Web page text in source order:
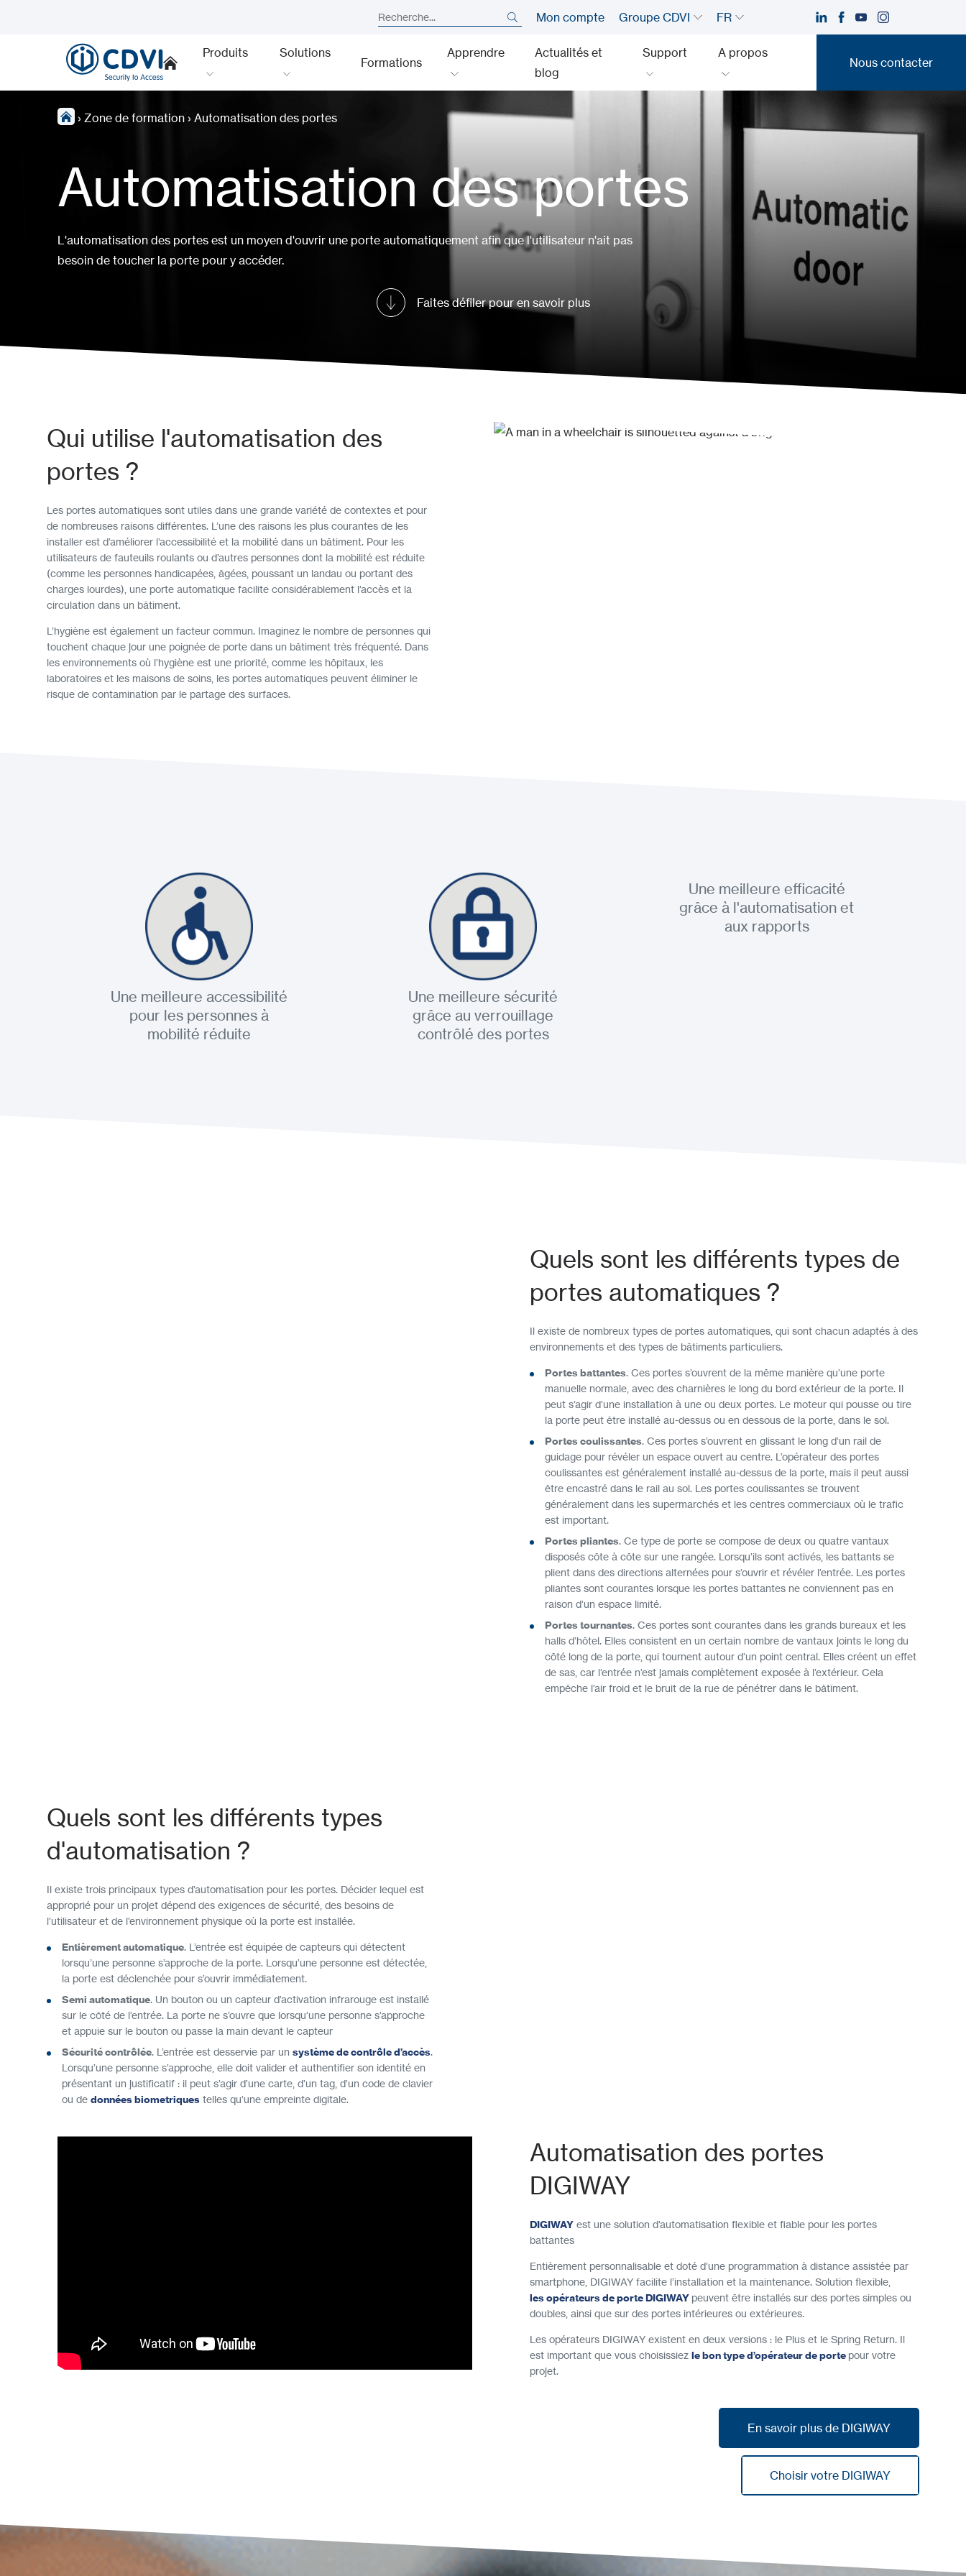
Mon compte Groupe CDVI FR
Produits Solutions
Formations
Apprendre
Actualités et
blog
Support A propos
Nous contacter
Nous contacter
› Zone de formation › Automatisation des portes
Automatisation des portes
L'automatisation des portes est un moyen d'ouvrir une porte automatiquement afin que l'utilisateur n'ait pas
besoin de toucher la porte pour y accéder.
Faites défiler pour en savoir plus
Qui utilise l'automatisation des
portes ?
Les portes automatiques sont utiles dans une grande variété de contextes et pour
de nombreuses raisons différentes. L’une des raisons les plus courantes de les
installer est d’améliorer l’accessibilité et la mobilité dans un bâtiment. Pour les
utilisateurs de fauteuils roulants ou d’autres personnes dont la mobilité est réduite
(comme les personnes handicapées, âgées, poussant un landau ou portant des
charges lourdes), une porte automatique facilite considérablement l’accès et la
circulation dans un bâtiment.
L’hygiène est également un facteur commun. Imaginez le nombre de personnes qui
touchent chaque jour une poignée de porte dans un bâtiment très fréquenté. Dans
les environnements où l’hygiène est une priorité, comme les hôpitaux, les
laboratoires et les maisons de soins, les portes automatiques peuvent éliminer le
risque de contamination par le partage des surfaces.
Une meilleure accessibilité
pour les personnes à
mobilité réduite
Une meilleure sécurité
grâce au verrouillage
contrôlé des portes
Une meilleure efficacité
grâce à l'automatisation et
aux rapports
Quels sont les différents types de
portes automatiques ?
Il existe de nombreux types de portes automatiques, qui sont chacun adaptés à des
environnements et des types de bâtiments particuliers.
Portes battantes. Ces portes s’ouvrent de la même manière qu’une porte
manuelle normale, avec des charnières le long du bord extérieur de la porte. Il
peut s’agir d’une installation à une ou deux portes. Le moteur qui pousse ou tire
la porte peut être installé au-dessus ou en dessous de la porte, dans le sol.
Portes coulissantes. Ces portes s’ouvrent en glissant le long d’un rail de
guidage pour révéler un espace ouvert au centre. L’opérateur des portes
coulissantes est généralement installé au-dessus de la porte, mais il peut aussi
être encastré dans le rail au sol. Les portes coulissantes se trouvent
généralement dans les supermarchés et les centres commerciaux où le trafic
est important.
Portes pliantes. Ce type de porte se compose de deux ou quatre vantaux
disposés côte à côte sur une rangée. Lorsqu’ils sont activés, les battants se
plient dans des directions alternées pour s’ouvrir et révéler l’entrée. Les portes
pliantes sont courantes lorsque les portes battantes ne conviennent pas en
raison d’un espace limité.
Portes tournantes. Ces portes sont courantes dans les grands bureaux et les
halls d’hôtel. Elles consistent en un certain nombre de vantaux joints le long du
côté long de la porte, qui tournent autour d’un point central. Elles créent un effet
de sas, car l’entrée n’est jamais complètement exposée à l’extérieur. Cela
empêche l’air froid et le bruit de la rue de pénétrer dans le bâtiment.
Quels sont les différents types
d'automatisation ?
Il existe trois principaux types d’automatisation pour les portes. Décider lequel est
approprié pour un projet dépend des exigences de sécurité, des besoins de
l’utilisateur et de l’environnement physique où la porte est installée.
Entièrement automatique. L’entrée est équipée de capteurs qui détectent
lorsqu’une personne s’approche de la porte. Lorsqu’une personne est détectée,
la porte est déclenchée pour s’ouvrir immédiatement.
Semi automatique. Un bouton ou un capteur d’activation infrarouge est installé
sur le côté de l’entrée. La porte ne s’ouvre que lorsqu’une personne s’approche
et appuie sur le bouton ou passe la main devant le capteur
Sécurité contrôlée. L’entrée est desservie par un système de contrôle d’accès.
Lorsqu’une personne s’approche, elle doit valider et authentifier son identité en
présentant un justificatif : il peut s’agir d’une carte, d’un tag, d’un code de clavier
ou de données biometriques telles qu’une empreinte digitale.
Automatisation des portes
DIGIWAY
DIGIWAY est une solution d’automatisation flexible et fiable pour les portes
battantes
Entièrement personnalisable et doté d’une programmation à distance assistée par
smartphone, DIGIWAY facilite l’installation et la maintenance. Solution flexible,
les opérateurs de porte DIGIWAY peuvent être installés sur des portes simples ou
doubles, ainsi que sur des portes intérieures ou extérieures.
Les opérateurs DIGIWAY existent en deux versions : le Plus et le Spring Return. Il
est important que vous choisissiez le bon type d’opérateur de porte pour votre
projet.
En savoir plus de DIGIWAY
En savoir plus de DIGIWAY
Choisir votre DIGIWAY